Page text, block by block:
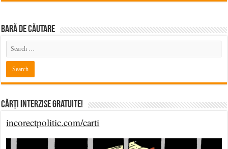
BARĂ DE CĂUTARE
Cărți Interzise Gratuite!
incorectpolitic.com/carti